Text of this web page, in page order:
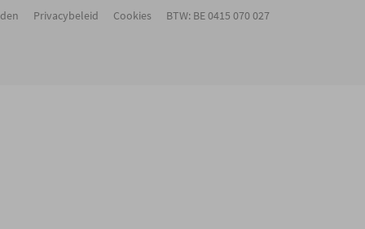
Privacybeleid Cookies BTW: BE 0415 070 027